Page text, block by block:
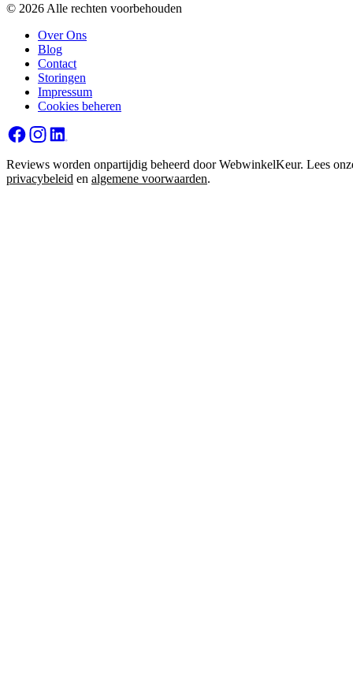
© 2026 Alle rechten voorbehouden
Over Ons
Blog
Contact
Storingen
Impressum
Cookies beheren
Reviews worden onpartijdig beheerd door WebwinkelKeur. Lees
privacybeleid en algemene voorwaarden.